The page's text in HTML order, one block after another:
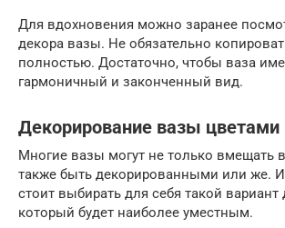
Для вдохновения можно заранее
декора вазы. Не обязательно
полностью. Достаточно, чтобы ваза
гармоничный и законченный вид.
Декорирование вазы цветами
Многие вазы могут не только вмещать
также быть декорированными или же.
стоит выбирать для себя такой вариант
который будет наиболее уместным.